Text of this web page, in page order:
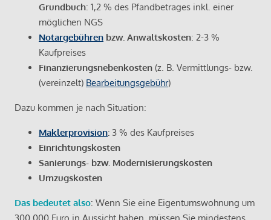
Grundbuch: 1,2 % des Pfandbetrages inkl. einer
möglichen NGS
Notargebühren bzw. Anwaltskosten: 2-3 %
Kaufpreises
Finanzierungsnebenkosten (z. B. Vermittlungs- bzw.
(vereinzelt) Bearbeitungsgebühr)
Dazu kommen je nach Situation:
Maklerprovision: 3 % des Kaufpreises
Einrichtungskosten
Sanierungs- bzw. Modernisierungskosten
Umzugskosten
Das bedeutet also: Wenn Sie eine Eigentumswohnung um